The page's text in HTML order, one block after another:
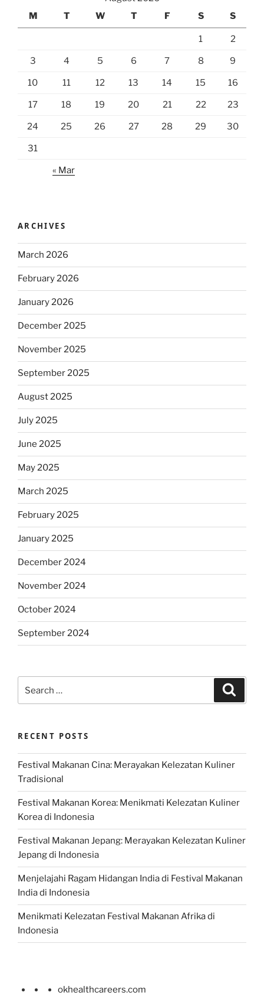
M
T W T F S S
1 2
3 4 5 6 7 8 9
10 11 12 13 14 15 16
17 18 19 20 21 22 23
24 25 26 27 28 29 30
31
« Mar
ARCHIVES
March 2026
February 2026
January 2026
December 2025
November 2025
September 2025
August 2025
July 2025
June 2025
May 2025
March 2025
February 2025
January 2025
December 2024
November 2024
October 2024
September 2024
for:
RECENT POSTS
Festival Makanan Cina: Merayakan Kelezatan Kuliner
Tradisional
Festival Makanan Korea: Menikmati Kelezatan Kuliner
Korea di Indonesia
Festival Makanan Jepang: Merayakan Kelezatan Kuliner
Jepang di Indonesia
Menjelajahi Ragam Hidangan India di Festival Makanan
India di Indonesia
Menikmati Kelezatan Festival Makanan Afrika di
Indonesia
okhealthcareers.com